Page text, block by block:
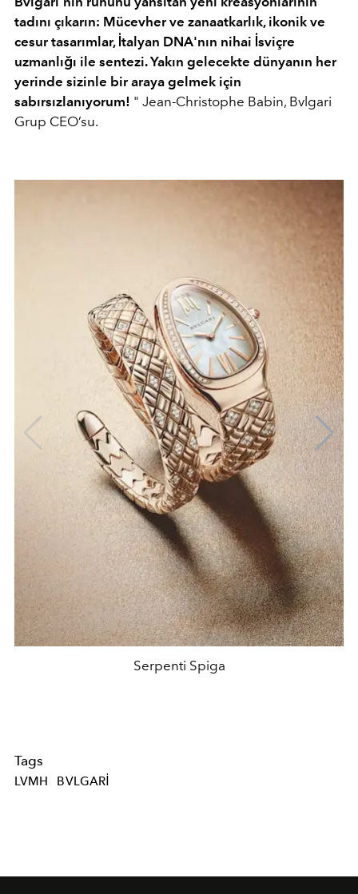
tadını çıkarın: Mücevher ve zanaatkarlık, ikonik ve
cesur tasarımlar, İtalyan DNA'nın nihai İsviçre
uzmanlığı ile sentezi. Yakın gelecekte dünyanın her
yerinde sizinle bir araya gelmek için
sabırsızlanıyorum! " Jean-Christophe Babin, Bvlgari
Grup CEO’su.
Serpenti Spiga
Tags
LVMH BVLGARI